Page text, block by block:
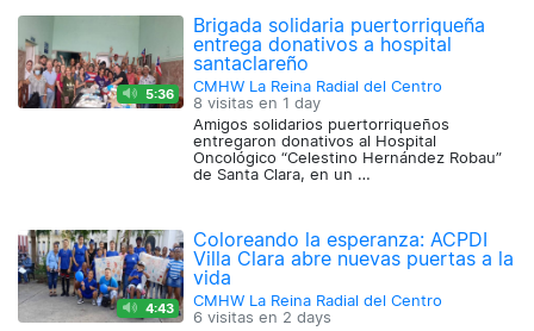
5:36
Brigada solidaria puertorriqueña
entrega donativos a hospital
santaclareño
CMHW La Reina Radial del Centro
8 visitas en 1 day
Amigos solidarios puertorriqueños
entregaron donativos al Hospital
Oncológico “Celestino Hernández Robau”
de Santa Clara, en un …
4:43
Coloreando la esperanza: ACPDI
Villa Clara abre nuevas puertas a la
vida
CMHW La Reina Radial del Centro
6 visitas en 2 days